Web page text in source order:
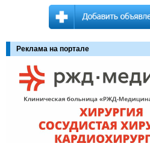
Реклама на портале